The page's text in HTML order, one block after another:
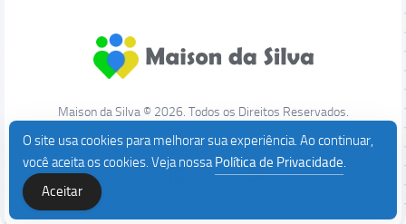
Maison da Silva © 2026. Todos os Direitos Reservados.
O site usa cookies para melhorar sua experiência. Ao continuar,
você aceita os cookies. Veja nossaPolítica de Privacidade.
Aceitar